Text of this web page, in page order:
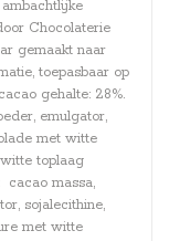
Chocolaterie
gemaakt naar
toepasbaar op
gehalte: 28%.
emulgator,
met witte
toplaag
cacao massa,
sojalecithine,
met witte